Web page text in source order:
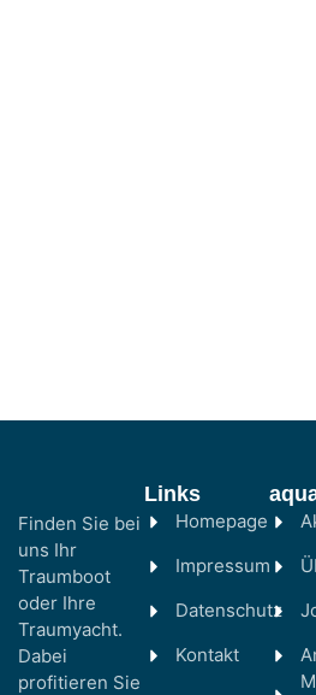
Finden Sie bei
uns Ihr
Traumboot
oder Ihre
Traumyacht.
Dabei
profitieren Sie
Links
Homepage
Impressum
Datenschutz
Kontakt